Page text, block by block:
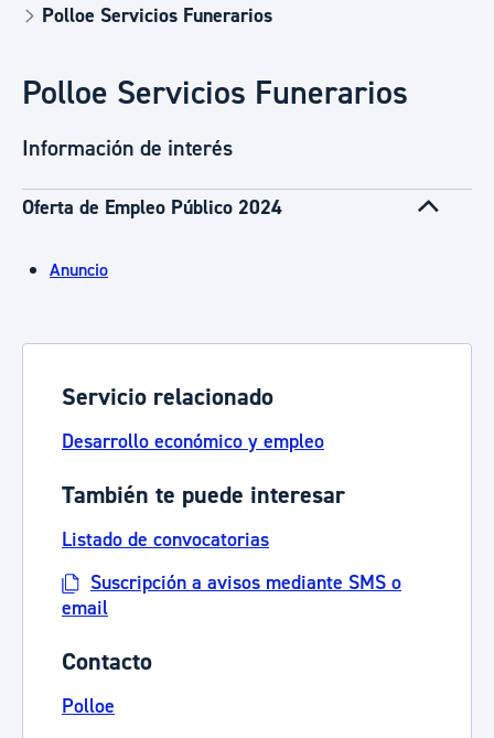
Polloe Servicios Funerarios
Polloe Servicios Funerarios
Información de interés
Oferta de Empleo Público 2024
Anuncio
Servicio relacionado
Desarrollo económico y empleo
También te puede interesar
Listado de convocatorias
Suscripción a avisos mediante SMS o
email
Contacto
Polloe